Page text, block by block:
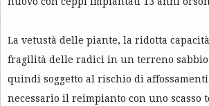
La vetustà delle piante, la ridotta
fragilità delle radici in un terreno
quindi soggetto al rischio di
necessario il reimpianto con uno scasso